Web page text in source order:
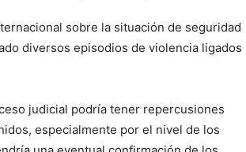
sobre la situación de seguridad
diversos episodios de violencia ligados
judicial podría tener repercusiones
especialmente por el nivel de los